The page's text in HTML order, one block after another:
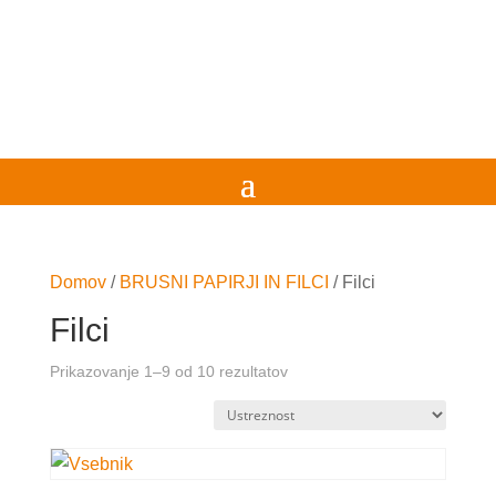
Domov/ BRUSNI PAPIRJI IN FILCI / Filci
Filci
Prikazovanje 1–9 od 10 rezultatov